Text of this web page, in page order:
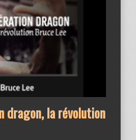
dragon, la révolution